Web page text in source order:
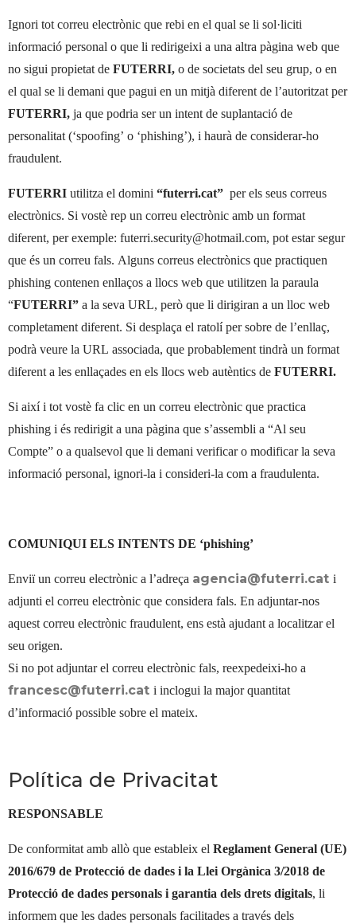
Ignori tot correu electrònic que rebi en el qual se li sol·liciti
informació personal o que li redirigeixi a una altra pàgina web que
no sigui propietat de FUTERRI, o de societats del seu grup, o en
el qual se li demani que pagui en un mitjà diferent de l’autoritzat per
FUTERRI, ja que podria ser un intent de suplantació de
personalitat (‘spoofing’ o ‘phishing’), i haurà de considerar-ho
fraudulent.
FUTERRI utilitza el domini “futerri.cat” per els seus correus
electrònics. Si vostè rep un correu electrònic amb un format
diferent, per exemple: futerri.security@hotmail.com, pot estar segur
que és un correu fals. Alguns correus electrònics que practiquen
phishing contenen enllaços a llocs web que utilitzen la paraula
“FUTERRI” a la seva URL, però que li dirigiran a un lloc web
completament diferent. Si desplaça el ratolí per sobre de l’enllaç,
podrà veure la URL associada, que probablement tindrà un format
diferent a les enllaçades en els llocs web autèntics de FUTERRI.
Si així i tot vostè fa clic en un correu electrònic que practica
phishing i és redirigit a una pàgina que s’assembli a “Al seu
Compte” o a qualsevol que li demani verificar o modificar la seva
informació personal, ignori-la i consideri-la com a fraudulenta.
COMUNIQUI ELS INTENTS DE ‘phishing’
Enviï un correu electrònic a l’adreça agencia@futerri.cat i
adjunti el correu electrònic que considera fals. En adjuntar-nos
aquest correu electrònic fraudulent, ens està ajudant a localitzar el
seu origen.
Si no pot adjuntar el correu electrònic fals, reexpedeixi-ho a
francesc@futerri.cat i inclogui la major quantitat
d’informació possible sobre el mateix.
Política de Privacitat
RESPONSABLE
De conformitat amb allò que estableix el Reglament General (UE)
2016/679 de Protecció de dades i la Llei Orgànica 3/2018 de
Protecció de dades personals i garantia dels drets digitals, li
informem que les dades personals facilitades a través dels